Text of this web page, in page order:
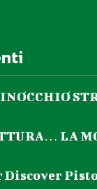
LA
Discover